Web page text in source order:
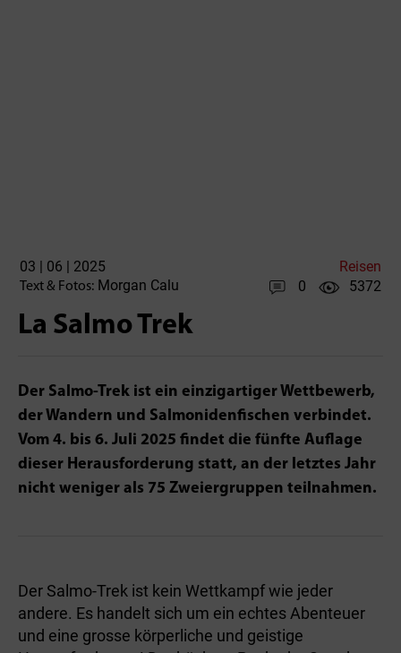
03 | 06 | 2025 Reisen
Text & Fotos: Morgan Calu 0 5372
La Salmo Trek
Der Salmo-Trek ist ein einzigartiger Wettbewerb,
der Wandern und Salmonidenfischen verbindet.
Vom 4. bis 6. Juli 2025 findet die fünfte Auflage
dieser Herausforderung statt, an der letztes Jahr
nicht weniger als 75 Zweiergruppen teilnahmen.
Der Salmo-Trek ist kein Wettkampf wie jeder
andere. Es handelt sich um ein echtes Abenteuer
und eine grosse körperliche und geistige